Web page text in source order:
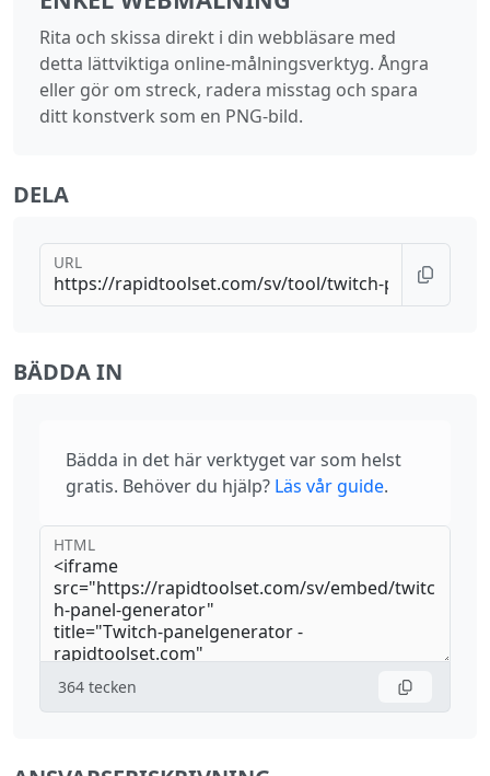
Rita och skissa direkt i din webbläsare med
detta lättviktiga online-målningsverktyg. Ångra
eller gör om streck, radera misstag och spara
ditt konstverk som en PNG-bild.
DELA
URL
BÄDDA IN
Bädda in det här verktyget var som helst
gratis. Behöver du hjälp? Läs vår guide.
HTML
364 tecken